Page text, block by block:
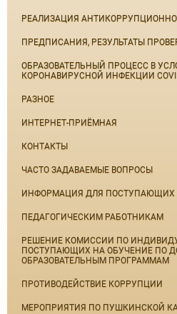
РЕАЛИЗАЦИЯ
ПРЕДПИСАНИЯ, РЕЗУЛЬТАТЫ
ОБРАЗОВАТЕЛЬНЫЙ ПРОЦЕСС В
КОРОНАВИРУСНОЙ ИНФЕКЦИИ
РАЗНОЕ
ИНТЕРНЕТ-ПРИЁМНАЯ
КОНТАКТЫ
ЧАСТО ЗАДАВАЕМЫЕ ВОПРОСЫ
ИНФОРМАЦИЯ ДЛЯ ПОСТУПАЮЩИХ
ПЕДАГОГИЧЕСКИМ РАБОТНИКАМ
РЕШЕНИЕ КОМИССИИ ПО
ПОСТУПАЮЩИХ НА ОБУЧЕНИЕ ПО
ОБРАЗОВАТЕЛЬНЫМ ПРОГРАММАМ
ПРОТИВОДЕЙСТВИЕ КОРРУПЦИИ
МЕРОПРИЯТИЯ ПО ПУШКИНСКОЙ